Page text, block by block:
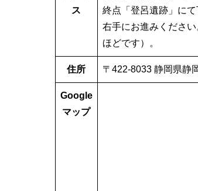
ス
終点「登呂遺跡」に
右手にお進みくださ
ほどです）。
住所 〒422-8033 静岡県静
Google
マップ